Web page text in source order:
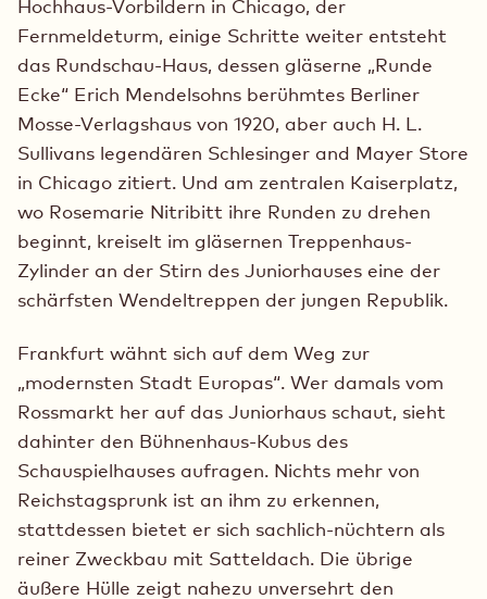
Hochhaus-Vorbildern in Chicago, der
Fernmeldeturm, einige Schritte weiter entsteht
das Rundschau-Haus, dessen gläserne „Runde
Ecke“ Erich Mendelsohns berühmtes Berliner
Mosse-Verlagshaus von 1920, aber auch H. L.
Sullivans legendären Schlesinger and Mayer Store
in Chicago zitiert. Und am zentralen Kaiserplatz,
wo Rosemarie Nitribitt ihre Runden zu drehen
beginnt, kreiselt im gläsernen Treppenhaus-
Zylinder an der Stirn des Juniorhauses eine der
schärfsten Wendeltreppen der jungen Republik.
Frankfurt wähnt sich auf dem Weg zur
„modernsten Stadt Europas“. Wer damals vom
Rossmarkt her auf das Juniorhaus schaut, sieht
dahinter den Bühnenhaus-Kubus des
Schauspielhauses aufragen. Nichts mehr von
Reichstagsprunk ist an ihm zu erkennen,
stattdessen bietet er sich sachlich-nüchtern als
reiner Zweckbau mit Satteldach. Die übrige
äußere Hülle zeigt nahezu unversehrt den